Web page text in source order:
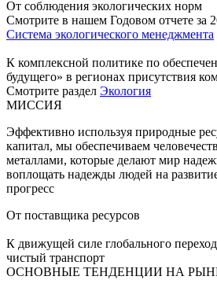
От соблюдения экологических норм
Смотрите в нашем Годовом отчете за
Система экологического менеджмента
К комплексной политике по
будущего» в регионах присутствия
Смотрите раздел Экология
МИССИЯ
Эффективно используя природные
капитал, мы обеспечиваем
металлами, которые делают мир
воплощать надежды людей на
прогресс
От поставщика ресурсов
К движущей силе глобального
чистый транспорт
ОСНОВНЫЕ ТЕНДЕНЦИИ НА